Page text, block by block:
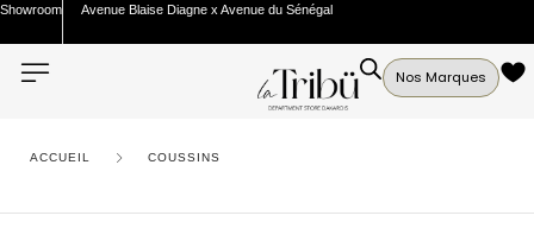
Showroom Avenue Blaise Diagne x Avenue du Sénégal
Nos Marques
ACCUEIL COUSSINS